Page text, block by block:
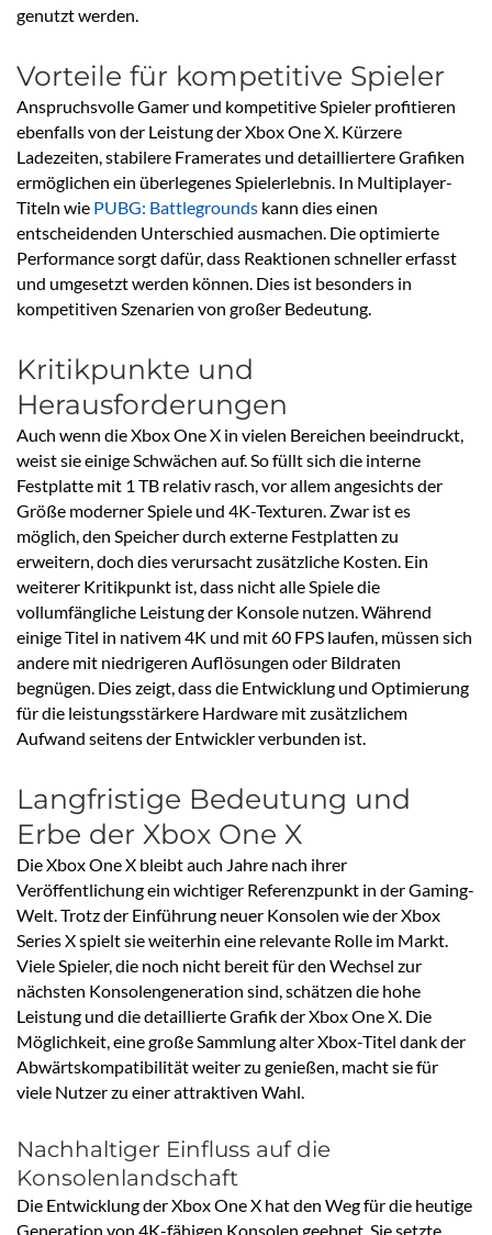
genutzt werden.
Vorteile für kompetitive Spieler
Anspruchsvolle Gamer und kompetitive Spieler profitieren
ebenfalls von der Leistung der Xbox One X. Kürzere
Ladezeiten, stabilere Framerates und detailliertere Grafiken
ermöglichen ein überlegenes Spielerlebnis. In Multiplayer-
Titeln wie PUBG: Battlegrounds kann dies einen
entscheidenden Unterschied ausmachen. Die optimierte
Performance sorgt dafür, dass Reaktionen schneller erfasst
und umgesetzt werden können. Dies ist besonders in
kompetitiven Szenarien von großer Bedeutung.
Kritikpunkte und
Herausforderungen
Auch wenn die Xbox One X in vielen Bereichen beeindruckt,
weist sie einige Schwächen auf. So füllt sich die interne
Festplatte mit 1 TB relativ rasch, vor allem angesichts der
Größe moderner Spiele und 4K-Texturen. Zwar ist es
möglich, den Speicher durch externe Festplatten zu
erweitern, doch dies verursacht zusätzliche Kosten. Ein
weiterer Kritikpunkt ist, dass nicht alle Spiele die
vollumfängliche Leistung der Konsole nutzen. Während
einige Titel in nativem 4K und mit 60 FPS laufen, müssen sich
andere mit niedrigeren Auflösungen oder Bildraten
begnügen. Dies zeigt, dass die Entwicklung und Optimierung
für die leistungsstärkere Hardware mit zusätzlichem
Aufwand seitens der Entwickler verbunden ist.
Langfristige Bedeutung und
Erbe der Xbox One X
Die Xbox One X bleibt auch Jahre nach ihrer
Veröffentlichung ein wichtiger Referenzpunkt in der Gaming-
Welt. Trotz der Einführung neuer Konsolen wie der Xbox
Series X spielt sie weiterhin eine relevante Rolle im Markt.
Viele Spieler, die noch nicht bereit für den Wechsel zur
nächsten Konsolengeneration sind, schätzen die hohe
Leistung und die detaillierte Grafik der Xbox One X. Die
Möglichkeit, eine große Sammlung alter Xbox-Titel dank der
Abwärtskompatibilität weiter zu genießen, macht sie für
viele Nutzer zu einer attraktiven Wahl.
Nachhaltiger Einfluss auf die
Konsolenlandschaft
Die Entwicklung der Xbox One X hat den Weg für die heutige
Generation von 4K-fähigen Konsolen geebnet. Sie setzte